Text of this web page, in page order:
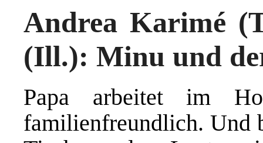
Andrea Karimé
(Ill.): Minu und
Papa arbeitet im
familienfreundlich. Und